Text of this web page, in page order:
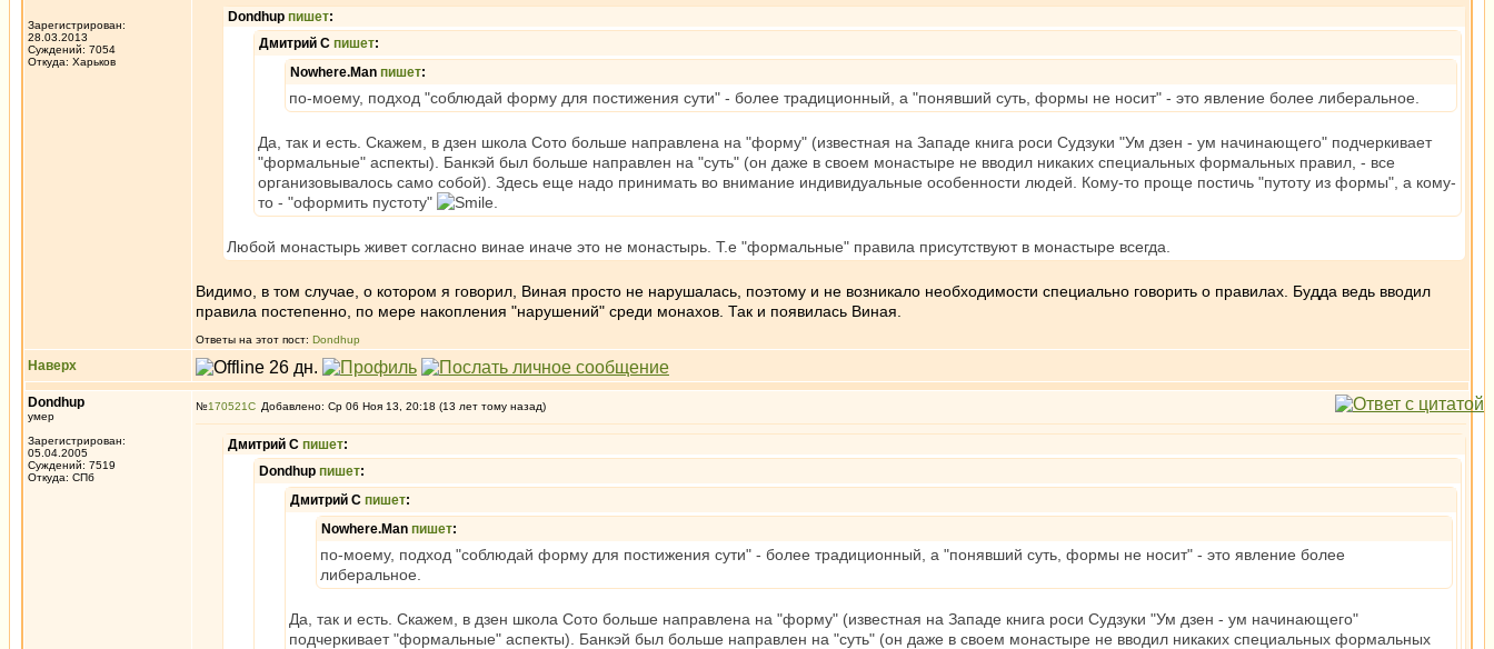
Зарегистрирован:
28.03.2013
Суждений: 7054
Откуда: Харьков
Dondhup пишет:
Дмитрий С пишет:
Nowhere.Man пишет:
по-моему, подход "соблюдай форму для постижения сути" - более традиционный, а "понявший суть, формы не носит" - это явление более либеральное.
Да, так и есть. Скажем, в дзен школа Сото больше направлена на "форму" (известная на Западе книга роси Судзуки "Ум дзен - ум начинающего" подчеркивает
"формальные" аспекты). Банкэй был больше направлен на "суть" (он даже в своем монастыре не вводил никаких специальных формальных правил, - все
организовывалось само собой). Здесь еще надо принимать во внимание индивидуальные особенности людей. Кому-то проще постичь "путоту из формы", а кому-
то - "оформить пустоту"
Любой монастырь живет согласно винае иначе это не монастырь. Т.е "формальные" правила присутствуют в монастыре всегда.
Видимо, в том случае, о котором я говорил, Виная просто не нарушалась, поэтому и не возникало необходимости специально говорить о правилах. Будда ведь вводил
правила постепенно, по мере накопления "нарушений" среди монахов. Так и появилась Виная.
Ответы на этот пост: Dondhup
Наверх
Dondhup
умер
Зарегистрирован:
05.04.2005
Суждений: 7519
Откуда: СПб
№170521 Добавлено: Ср 06 Ноя 13, 20:18 (13 лет тому назад)
Дмитрий С пишет:
Dondhup пишет:
Дмитрий С пишет:
Nowhere.Man пишет:
по-моему, подход "соблюдай форму для постижения сути" - более традиционный, а "понявший суть, формы не носит" - это явление более
либеральное.
Да, так и есть. Скажем, в дзен школа Сото больше направлена на "форму" (известная на Западе книга роси Судзуки "Ум дзен - ум начинающего"
подчеркивает "формальные" аспекты). Банкэй был больше направлен на "суть" (он даже в своем монастыре не вводил никаких специальных формальных